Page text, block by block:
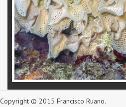
Copyright © 2015 Francisco Ruano.